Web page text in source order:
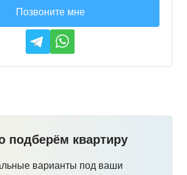
Позвоните мне
подберём квартиру
варианты под ваши